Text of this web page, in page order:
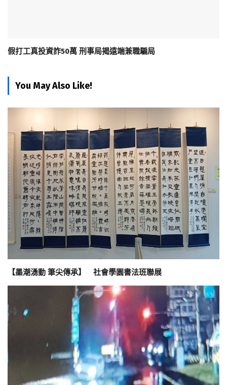
假打工真投資詐50萬 刑事局揭遠端兼職騙局
You May Also Like!
【墨潮湧動 筆尖傳承】 社會學園書法班聯展